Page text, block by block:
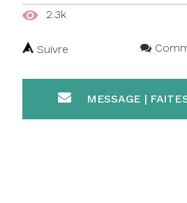
2.3k
Suivre
MESSAGE |